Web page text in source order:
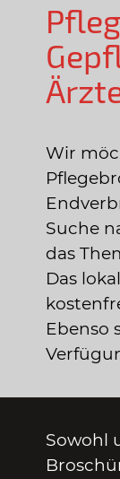
Wir
Suche
das
Das
Ebenso
Sowohl